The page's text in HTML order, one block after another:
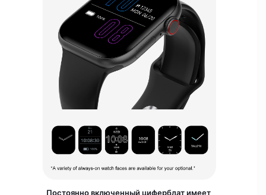
Постоянно включенный циферблат имеет